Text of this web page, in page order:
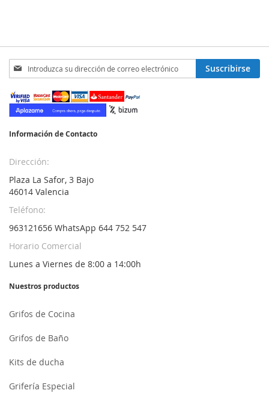
Inscríbase
a
nuestro
boletín
de
Suscribirse
Información de Contacto
Dirección:
Plaza La Safor, 3 Bajo
46014 Valencia
Teléfono:
963121656 WhatsApp 644 752 547
Horario Comercial
Lunes a Viernes de 8:00 a 14:00h
Nuestros productos
Grifos de Cocina
Grifos de Baño
Kits de ducha
Grifería Especial